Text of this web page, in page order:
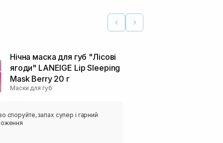
Нічна маска для губ "Лісові
ягоди" LANEIGE Lip Sleeping
Mask Berry 20 г
Маски для губ
споруйте, запах супер і гарний